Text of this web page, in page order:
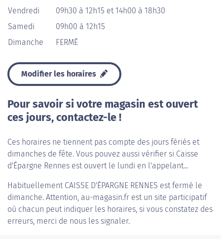
Vendredi
09h30 à 12h15 et 14h00 à 18h30
Samedi
09h00 à 12h15
Dimanche
FERMÉ
Modifier les horaires
Pour savoir si votre magasin est ouvert
ces jours, contactez-le !
Ces horaires ne tiennent pas compte des jours fériés et
dimanches de fête. Vous pouvez aussi vérifier si Caisse
d'Épargne Rennes est ouvert le lundi en l'appelant...
Habituellement CAISSE D'ÉPARGNE RENNES est fermé le
dimanche. Attention, au-magasin.fr est un site participatif
où chacun peut indiquer les horaires, si vous constatez des
erreurs, merci de nous les signaler.